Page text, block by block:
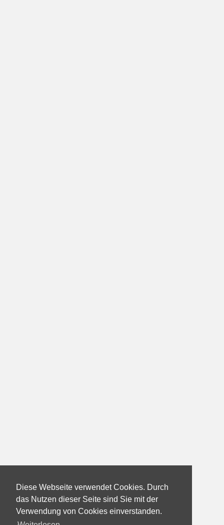
Diese Webseite verwendet Cookies. Durch
das Nutzen dieser Seite sind Sie mit der
Verwendung von Cookies einverstanden.